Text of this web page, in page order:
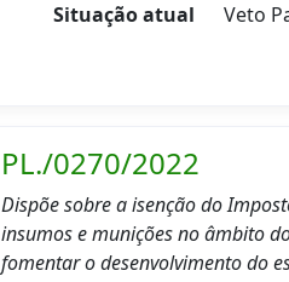
Situação atual
Veto
PL./0270/2022
Dispõe sobre a isenção do
insumos e munições no âmbito
fomentar o desenvolvimento do